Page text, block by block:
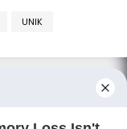
UNIK